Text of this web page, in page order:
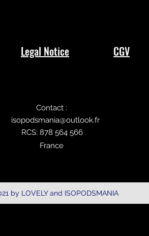
Legal Notice CGV
Contact :
isopodsmania@outlook.fr
RCS: 878 564 566
France
by LOVELY and ISOPODSMANIA